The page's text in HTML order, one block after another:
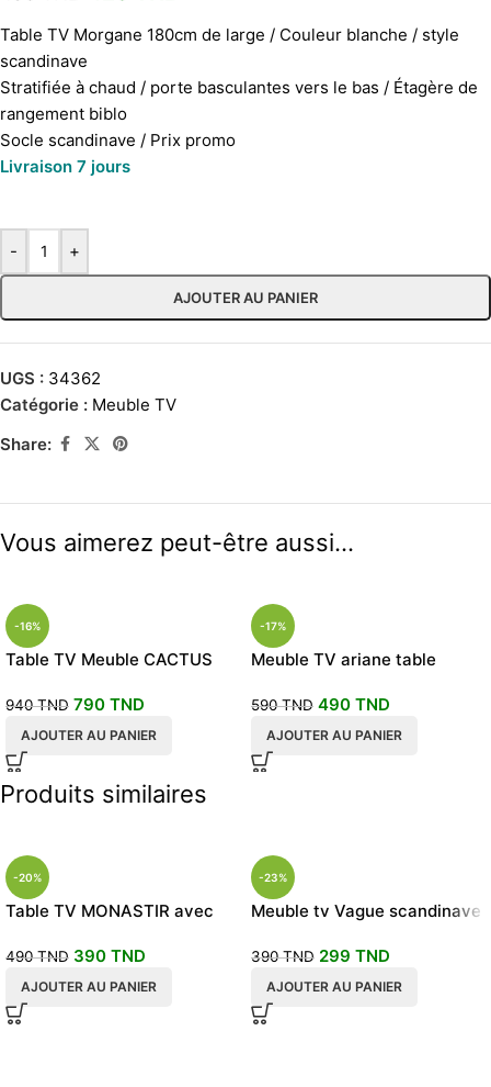
Table TV Morgane 180cm de large / Couleur blanche / style
scandinave
Stratifiée à chaud / porte basculantes vers le bas / Étagère de
rangement biblo
Socle scandinave / Prix promo
Livraison 7 jours
- +
AJOUTER AU PANIER
UGS : 34362
Catégorie : Meuble TV
Share:
Vous aimerez peut-être aussi…
-16%
Table TV Meuble CACTUS
940TND 790 TND
AJOUTER AU PANIER
-17%
Meuble TV ariane table
590TND 490 TND
AJOUTER AU PANIER
Produits similaires
-20%
Table TV MONASTIR avec
490TND 390 TND
AJOUTER AU PANIER
-23%
Meuble tv Vague scandinave
390TND 299 TND
AJOUTER AU PANIER